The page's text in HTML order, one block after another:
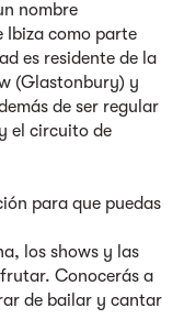
nombre
Ibiza como parte
es residente de la
(Glastonbury) y
de ser regular
el circuito de
para que puedas
los shows y las
Conocerás a
de bailar y cantar